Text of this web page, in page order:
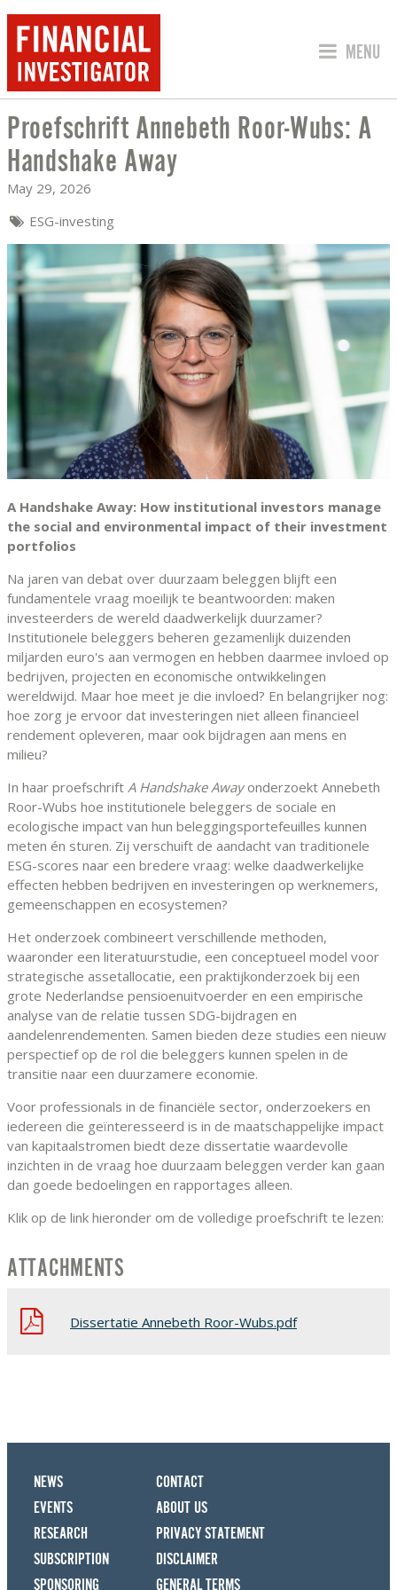
JUMP
MENU
PROEFSCHRIFT ANNEBETH ROOR-
Proefschrift Annebeth Roor-Wubs: A
Handshake Away
May 29, 2026
ESG-investing
A Handshake Away: How institutional investors manage
the social and environmental impact of their investment
portfolios
Na jaren van debat over duurzaam beleggen blijft een
fundamentele vraag moeilijk te beantwoorden: maken
investeerders de wereld daadwerkelijk duurzamer?
Institutionele beleggers beheren gezamenlijk duizenden
miljarden euro's aan vermogen en hebben daarmee invloed op
bedrijven, projecten en economische ontwikkelingen
wereldwijd. Maar hoe meet je die invloed? En belangrijker nog:
hoe zorg je ervoor dat investeringen niet alleen financieel
rendement opleveren, maar ook bijdragen aan mens en
milieu?
In haar proefschrift A Handshake Awayonderzoekt Annebeth
Roor-Wubs hoe institutionele beleggers de sociale en
ecologische impact van hun beleggingsportefeuilles kunnen
meten én sturen. Zij verschuift de aandacht van traditionele
ESG-scores naar een bredere vraag: welke daadwerkelijke
effecten hebben bedrijven en investeringen op werknemers,
gemeenschappen en ecosystemen?
Het onderzoek combineert verschillende methoden,
waaronder een literatuurstudie, een conceptueel model voor
strategische assetallocatie, een praktijkonderzoek bij een
grote Nederlandse pensioenuitvoerder en een empirische
analyse van de relatie tussen SDG-bijdragen en
aandelenrendementen. Samen bieden deze studies een nieuw
perspectief op de rol die beleggers kunnen spelen in de
transitie naar een duurzamere economie.
Voor professionals in de financiële sector, onderzoekers en
iedereen die geïnteresseerd is in de maatschappelijke impact
van kapitaalstromen biedt deze dissertatie waardevolle
inzichten in de vraag hoe duurzaam beleggen verder kan gaan
dan goede bedoelingen en rapportages alleen.
Klik op de link hieronder om de volledige proefschrift te lezen:
ATTACHMENTS
Dissertatie Annebeth Roor-Wubs.pdf
NEWS
EVENTS
RESEARCH
SUBSCRIPTION
SPONSORING
CONTACT
ABOUT US
PRIVACY STATEMENT
DISCLAIMER
GENERAL TERMS